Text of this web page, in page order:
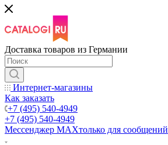
Доставка товаров из Германии
Интернет-магазины
Как заказать
+7 (495) 540-4949
+7 (495) 540-4949
Мессенджер МАХтолько для сообщений